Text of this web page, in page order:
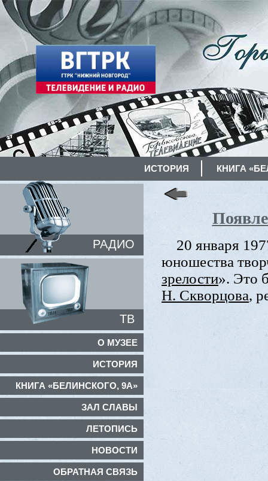
ИСТОРИЯ КНИГА
РАДИО
ТВ
О МУЗЕЕ
ИСТОРИЯ
КНИГА «БЕЛИНСКОГО, 9А»
ЗАЛ СЛАВЫ
ЛЕТОПИСЬ
НОВОСТИ
ОБРАТНАЯ СВЯЗЬ
20 января
юношества
зрелости». Это
Н. Скворцова,